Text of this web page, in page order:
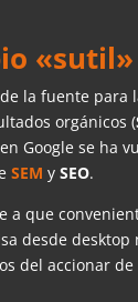
«sutil»
la fuente para
orgánicos (
Google se ha
SEMySEO.
a que
desde
del accionar de